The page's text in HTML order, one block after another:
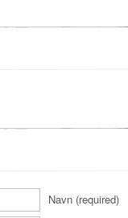
Navn (required)